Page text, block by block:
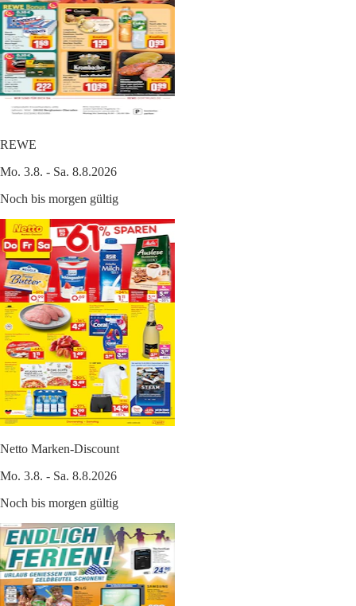
REWE
Mo. 3.8. - Sa. 8.8.2026
Noch bis morgen gültig
Netto Marken-Discount
Mo. 3.8. - Sa. 8.8.2026
Noch bis morgen gültig